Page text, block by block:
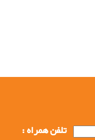
تلفن همراه :